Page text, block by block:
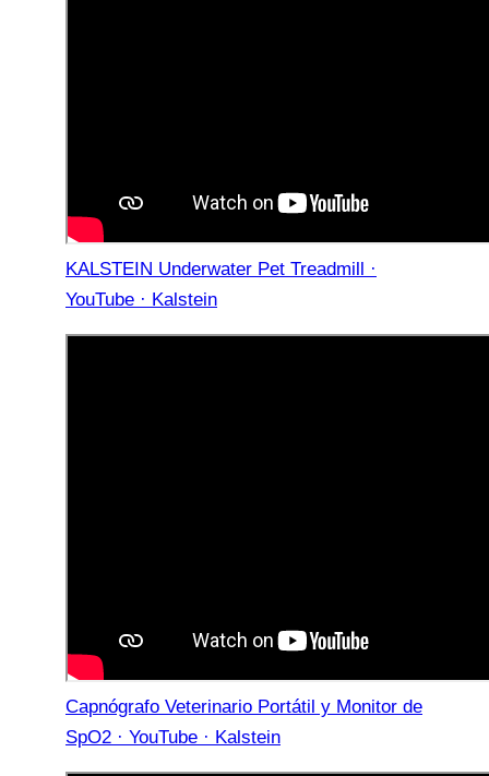
KALSTEIN Underwater Pet Treadmill ·
YouTube · Kalstein
Capnógrafo Veterinario Portátil y Monitor de
SpO2 · YouTube · Kalstein